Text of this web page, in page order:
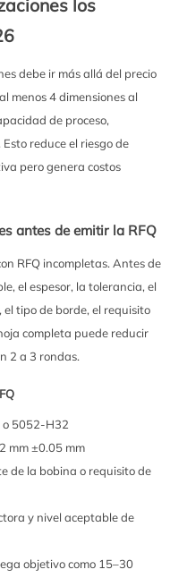
los
debe ir más allá del precio
menos 4 dimensiones al
de proceso,
reduce el riesgo de
pero genera costos
antes de emitir la RFQ
RFQ incompletas. Antes de
el espesor, la tolerancia, el
tipo de borde, el requisito
completa puede reducir
2 a 3 rondas.
o 5052-H32
mm ±0.05 mm
de la bobina o requisito de
y nivel aceptable de
objetivo como 15–30